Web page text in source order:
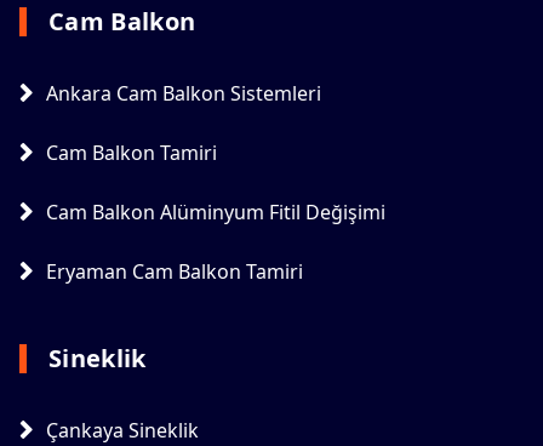
Cam Balkon
Ankara Cam Balkon Sistemleri
Cam Balkon Tamiri
Cam Balkon Alüminyum Fitil Değişimi
Eryaman Cam Balkon Tamiri
Sineklik
Çankaya Sineklik